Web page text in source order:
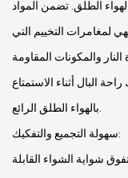
الطلق. تضمن المواد
لمغامرات التخييم التي
والمكونات المقاومة
البال أثناء الاستمتاع
سهولة التجميع والتفكيك:
شواية الشواء القابلة